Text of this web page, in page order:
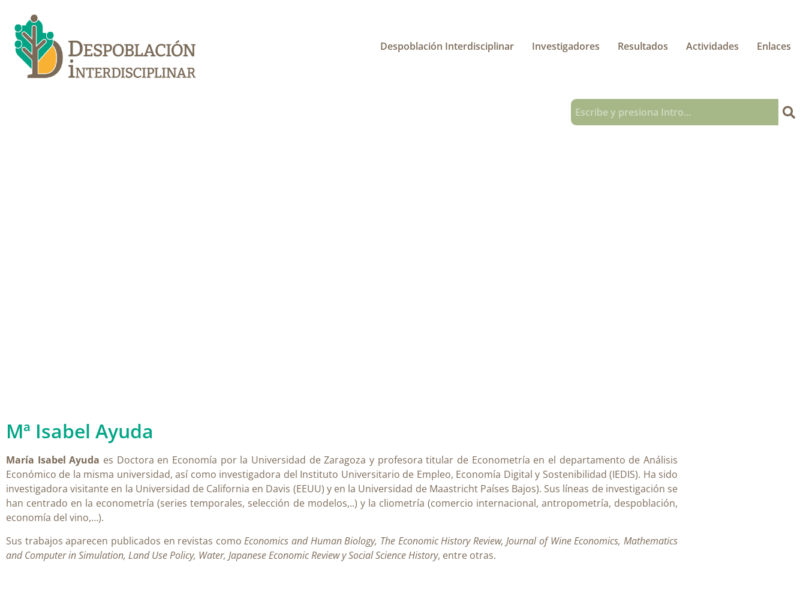
Despoblación Interdisciplinar Investigadores Resultados Actividades Enlaces
Mª Isabel Ayuda
María Isabel Ayuda es Doctora en Economía por la Universidad de Zaragoza y profesora titular de Econometría en el departamento de Análisis
Económico de la misma universidad, así como investigadora del Instituto Universitario de Empleo, Economía Digital y Sostenibilidad (IEDIS). Ha sido
investigadora visitante en la Universidad de California en Davis (EEUU) y en la Universidad de Maastricht Países Bajos). Sus líneas de investigación se
han centrado en la econometría (series temporales, selección de modelos,..) y la cliometría (comercio internacional, antropometría, despoblación,
economía del vino,…).
Sus trabajos aparecen publicados en revistas comoEconomics and Human Biology, The Economic History Review, Journal of Wine Economics, Mathematics
and Computer in Simulation, Land Use Policy, Water, Japanese Economic Review y Social Science History, entre otras.